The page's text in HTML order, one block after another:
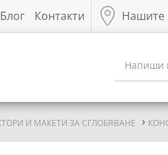
Блог Контакти Нашите
И МАКЕТИ ЗА СГЛОБЯВАНЕ